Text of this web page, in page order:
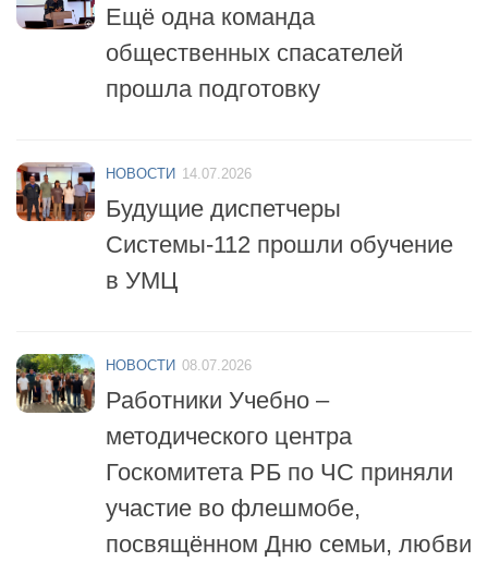
Ещё одна команда
общественных спасателей
прошла подготовку
НОВОСТИ 14.07.2026
Будущие диспетчеры
Системы-112 прошли обучение
в УМЦ
НОВОСТИ 08.07.2026
Работники Учебно –
методического центра
Госкомитета РБ по ЧС приняли
участие во флешмобе,
посвящённом Дню семьи, любви